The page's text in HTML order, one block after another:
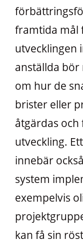
framtida mål
utvecklingen
anställda bör
om hur de
brister eller
åtgärdas
utveckling.
innebär
system
exempelvis
kan få sin